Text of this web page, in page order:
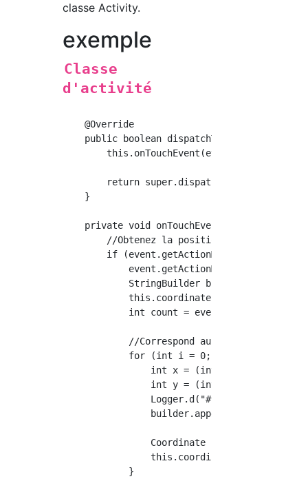
classe Activity.
exemple
Classe
d'activité
    @Override
public boolean
        this.onTouchEvent(event);
return
    }
private void onTouchEvent(MotionEvent
//Obtenez la position tapée (à
if (event.getActionMasked() ==
event.getActionMasked() ==
StringBuilder builder = new
this.coordinates = new
int count =
//Correspond au moment où
for (int i = 0; i < count; i++)
                int x = (int) event.getX(i);
                int y = (int) event.getY(i);
Logger.d("# X: " + x + ",
builder.append("(" + x + ","
Coordinate coordinate = new
            }